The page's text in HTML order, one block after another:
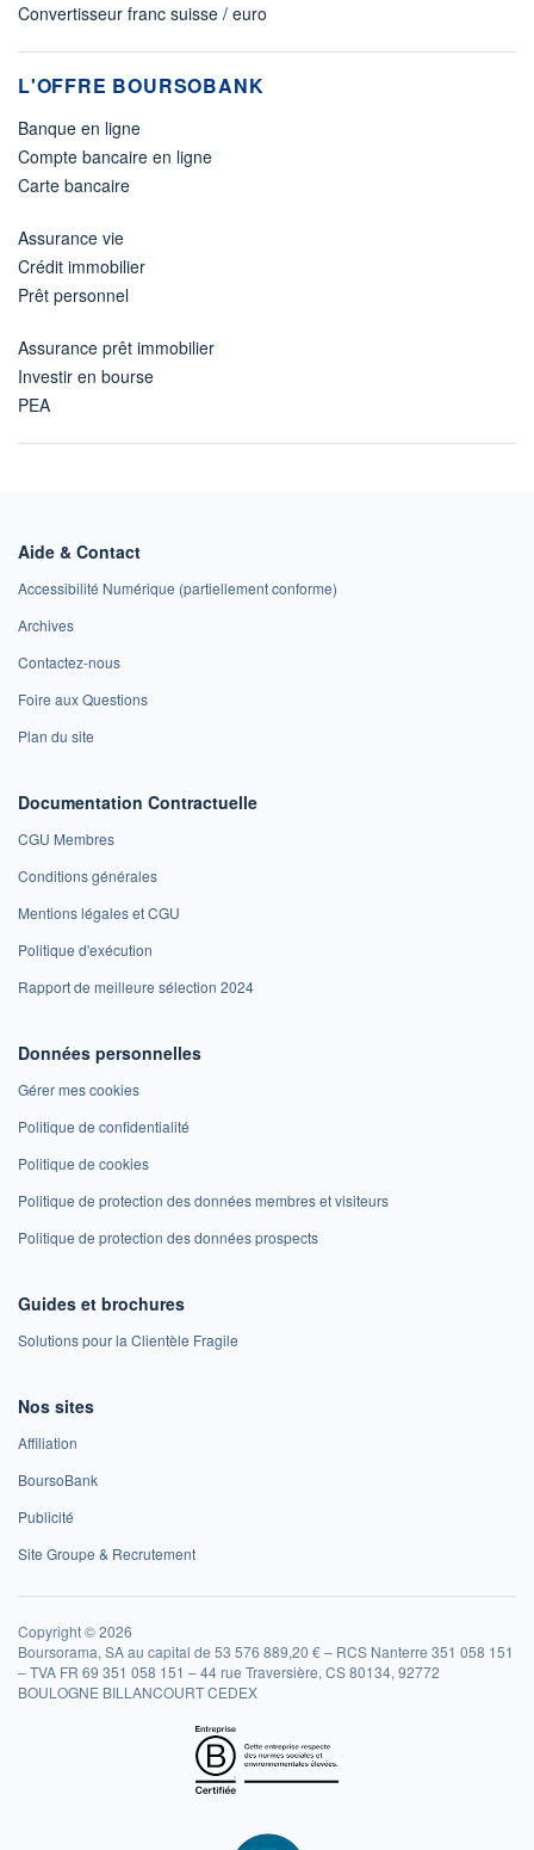
Convertisseur franc suisse / euro
L'OFFRE BOURSOBANK
Banque en ligne
Compte bancaire en ligne
Carte bancaire
Assurance vie
Crédit immobilier
Prêt personnel
Assurance prêt immobilier
Investir en bourse
PEA
Aide & Contact
Accessibilité Numérique (partiellement conforme)
Archives
Contactez-nous
Foire aux Questions
Plan du site
Documentation Contractuelle
CGU Membres
Conditions générales
Mentions légales et CGU
Politique d'exécution
Rapport de meilleure sélection 2024
Données personnelles
Gérer mes cookies
Politique de confidentialité
Politique de cookies
Politique de protection des données membres et visiteurs
Politique de protection des données prospects
Guides et brochures
Solutions pour la Clientèle Fragile
Nos sites
Affiliation
BoursoBank
Publicité
Site Groupe & Recrutement
Copyright © 2026
Boursorama, SA au capital de 53 576 889,20 € – RCS Nanterre 351 058 151
– TVA FR 69 351 058 151 – 44 rue Traversière, CS 80134, 92772
BOULOGNE BILLANCOURT CEDEX